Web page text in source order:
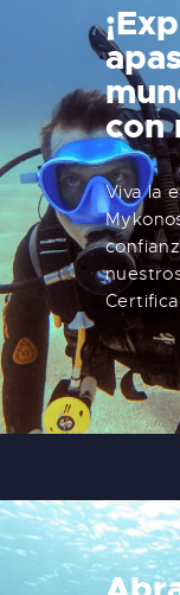
con
Viva la